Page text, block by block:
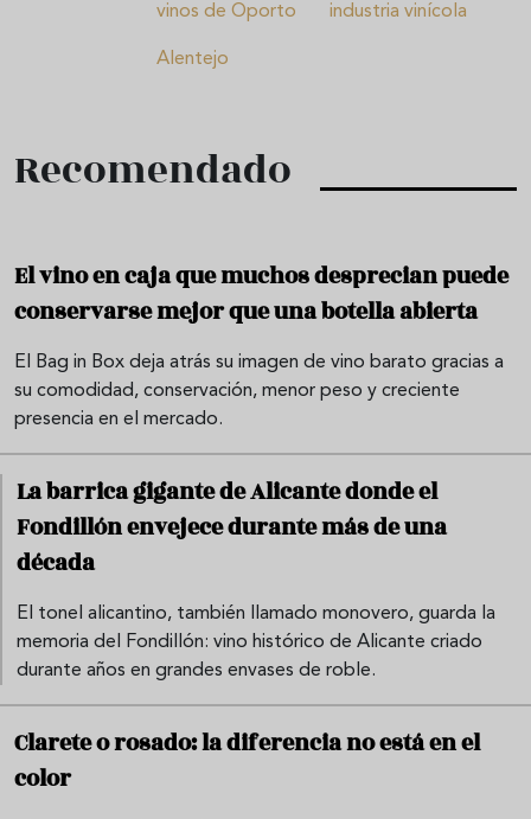
vinos de Oporto industria vinícola
Alentejo
Recomendado
El vino en caja que muchos desprecian puede
conservarse mejor que una botella abierta
El Bag in Box deja atrás su imagen de vino barato gracias a
su comodidad, conservación, menor peso y creciente
presencia en el mercado.
La barrica gigante de Alicante donde el
Fondillón envejece durante más de una
década
El tonel alicantino, también llamado monovero, guarda la
memoria del Fondillón: vino histórico de Alicante criado
durante años en grandes envases de roble.
Clarete o rosado: la diferencia no está en el
color